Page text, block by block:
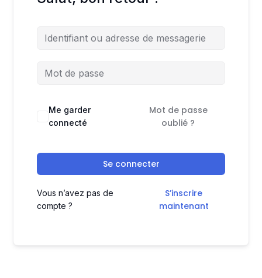
Me garder
connecté
Mot de passe
oublié ?
Se connecter
Vous n’avez pas de
compte ?
S’inscrire
maintenant